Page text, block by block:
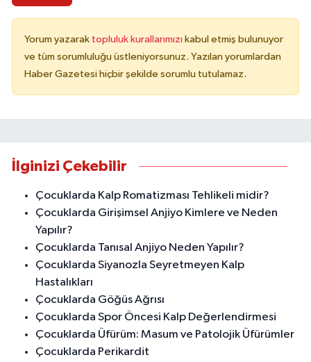
Yorum yazarak topluluk kurallarımızı kabul etmiş bulunuyor
ve tüm sorumluluğu üstleniyorsunuz. Yazılan yorumlardan
Haber Gazetesi hiçbir şekilde sorumlu tutulamaz.
İlginizi Çekebilir
Çocuklarda Kalp Romatizması Tehlikeli midir?
Çocuklarda Girişimsel Anjiyo Kimlere ve Neden
Yapılır?
Çocuklarda Tanısal Anjiyo Neden Yapılır?
Çocuklarda Siyanozla Seyretmeyen Kalp
Hastalıkları
Çocuklarda Göğüs Ağrısı
Çocuklarda Spor Öncesi Kalp Değerlendirmesi
Çocuklarda Üfürüm: Masum ve Patolojik Üfürümler
Çocuklarda Perikardit